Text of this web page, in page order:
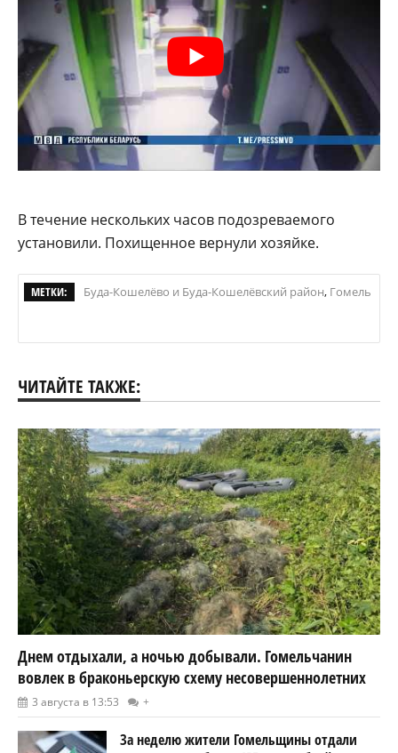
В течение нескольких часов подозреваемого
установили. Похищенное вернули хозяйке.
МЕТКИ: Буда-Кошелёво и Буда-Кошелёвский район, Гомель
ЧИТАЙТЕ ТАКЖЕ:
Днем отдыхали, а ночью добывали. Гомельчанин
вовлек в браконьерскую схему несовершеннолетних
3 августа в 13:53 +
За неделю жители Гомельщины отдали